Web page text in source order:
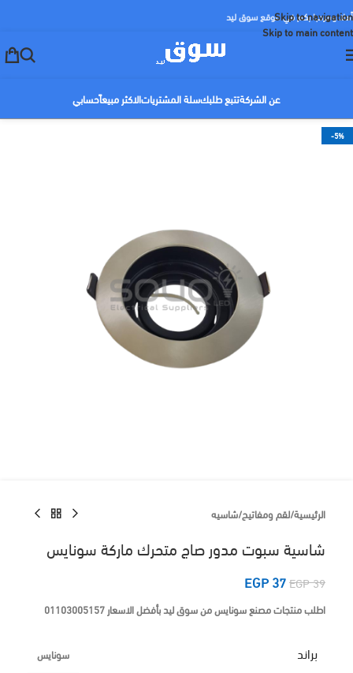
Skip to navigation
Skip to main content
أهلا ومرحبا بكم في موقع سوق ليد
عن الشركةتتبع طلبكسلة المشترياتالاكثر مبيعاًحسابي
-5%
الرئيسية/لقم ومفاتيح/شاسيه
شاسية سبوت مدور صاج متحرك ماركة سونايس
EGP39
EGP37
اطلب منتجات مصنع سونايس من سوق ليد بأفضل الاسعار 01103005157
براند سونايس